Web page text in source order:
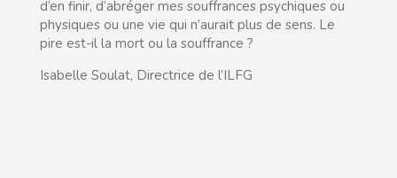
d’en finir, d’abréger mes souffrances psychiques ou
physiques ou une vie qui n’aurait plus de sens. Le
pire est-il la mort ou la souffrance ?
Isabelle Soulat, Directrice de l’ILFG